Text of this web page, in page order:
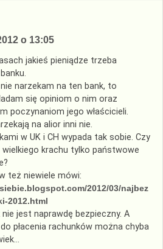
o 13:05
jakieś pieniądze trzeba
narzekam na ten bank, to
się opiniom o nim oraz
poczynaniom jego właścicieli.
na alior inni nie.
w UK i CH wypada tak sobie. Czy
krachu tylko państwowe
też niewiele mówi:
2012/03/najbez
2012.html
nie jest naprawdę bezpieczny. A
płacenia rachunków można chyba